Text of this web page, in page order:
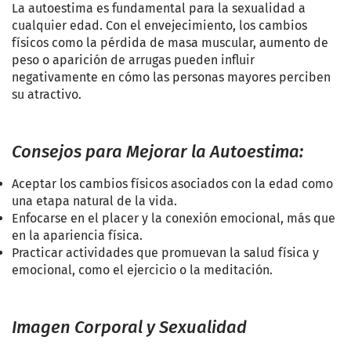
La autoestima es fundamental para la sexualidad a
cualquier edad. Con el envejecimiento, los cambios
físicos como la pérdida de masa muscular, aumento de
peso o aparición de arrugas pueden influir
negativamente en cómo las personas mayores perciben
su atractivo.
Consejos para Mejorar la Autoestima:
Aceptar los cambios físicos asociados con la edad como
una etapa natural de la vida.
Enfocarse en el placer y la conexión emocional, más que
en la apariencia física.
Practicar actividades que promuevan la salud física y
emocional, como el ejercicio o la meditación.
Imagen Corporal y Sexualidad